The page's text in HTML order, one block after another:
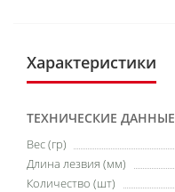
Характеристики
ТЕХНИЧЕСКИЕ ДАННЫЕ
Вес (гр)
Длина лезвия (мм)
Количество (шт)